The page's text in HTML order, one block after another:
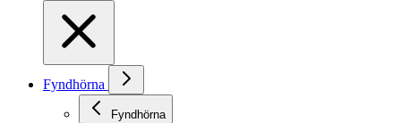
Fyndhörna
Fyndhörna